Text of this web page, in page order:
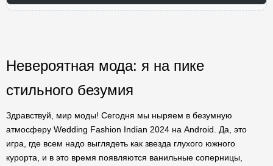
Невероятная мода: я на пике
стильного безумия
Здравствуй, мир моды! Сегодня мы ныряем в безумную
атмосферу Wedding Fashion Indian 2024 на Android. Да, это
игра, где всем надо выглядеть как звезда глухого южного
курорта, и в это время появляются ванильные соперницы,